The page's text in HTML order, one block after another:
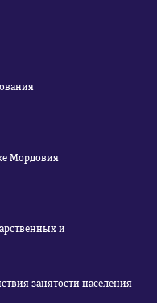
Мордовия
и
занятости населения